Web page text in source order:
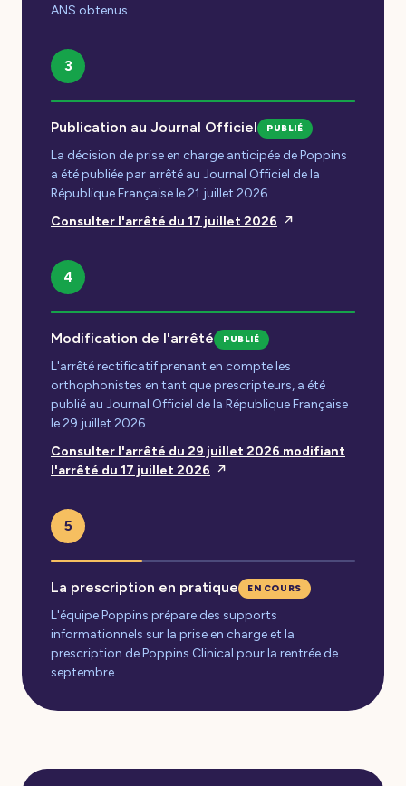
ANS obtenus.
3
Publication au Journal Officiel PUBLIÉ
La décision de prise en charge anticipée de Poppins
a été publiée par arrêté au Journal Officiel de la
République Française le 21 juillet 2026.
Consulter l'arrêté du 17 juillet 2026
4
Modification de l'arrêté PUBLIÉ
L'arrêté rectificatif prenant en compte les
orthophonistes en tant que prescripteurs, a été
publié au Journal Officiel de la République Française
le 29 juillet 2026.
Consulter l'arrêté du 29 juillet 2026 modifiant
l'arrêté du 17 juillet 2026
5
La prescription en pratique EN COURS
L'équipe Poppins prépare des supports
informationnels sur la prise en charge et la
prescription de Poppins Clinical pour la rentrée de
septembre.